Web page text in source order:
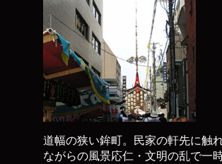
道幅の狭い鉾町。民家の軒先に触
ながらの風景応仁・文明の乱で一